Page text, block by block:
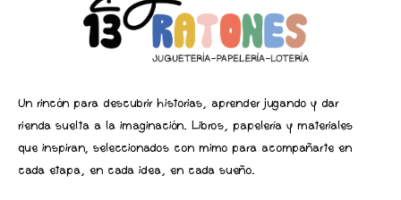
Un rincón para descubrir historias, aprender jugando y dar
rienda suelta a la imaginación. Libros, papelería y materiales
que inspiran, seleccionados con mimo para acompañarte en
cada etapa, en cada idea, en cada sueño.